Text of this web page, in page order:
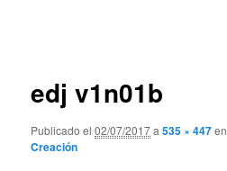
edj v1n01b
Publicado el 02/07/2017a535 × 447
Creación